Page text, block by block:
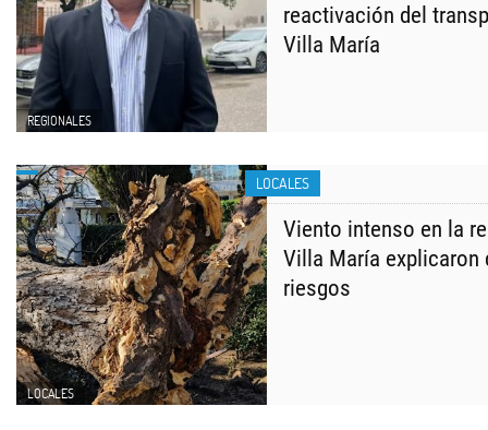
REGIONALES
reactivación del
Villa María
LOCALES
LOCALES
Viento intenso en la
Villa María explicaron
riesgos